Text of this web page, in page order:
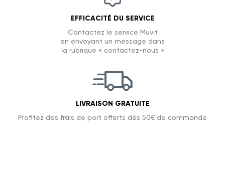
EFFICACITÉ DU SERVICE
Contactez le service Muvit
en envoyant un message dans
la rubrique « contactez-nous »
LIVRAISON GRATUITE
Profitez des frais de port offerts dès 50€ de commande